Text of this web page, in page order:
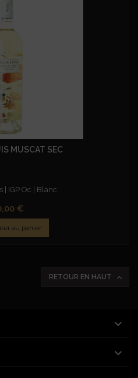
MUSCAT SEC
| IGP Oc | Blanc
€
au panier
RETOUR EN HAUT 

